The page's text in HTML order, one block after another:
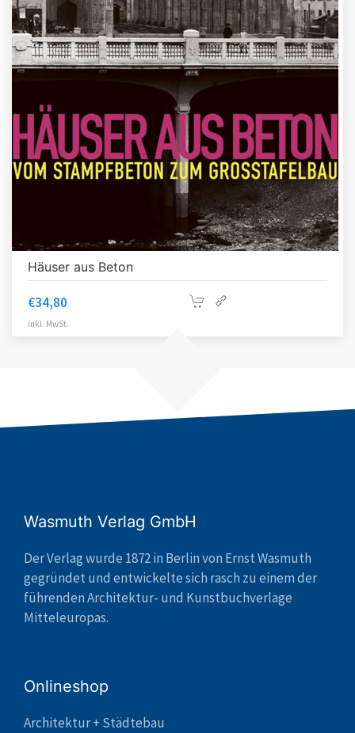
Häuser aus Beton
€34,80
inkl. MwSt.
Wasmuth Verlag GmbH
Der Verlag wurde 1872 in Berlin von Ernst Wasmuth
gegründet und entwickelte sich rasch zu einem der
führenden Architektur- und Kunstbuchverlage
Mitteleuropas.
Onlineshop
Architektur + Städtebau